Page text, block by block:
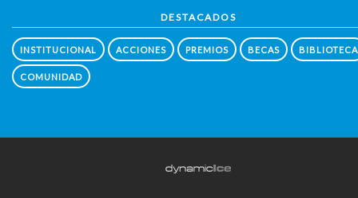
DESTACADOS
INSTITUCIONAL ACCIONES PREMIOS BECAS BIBLIOTECA
COMUNIDAD